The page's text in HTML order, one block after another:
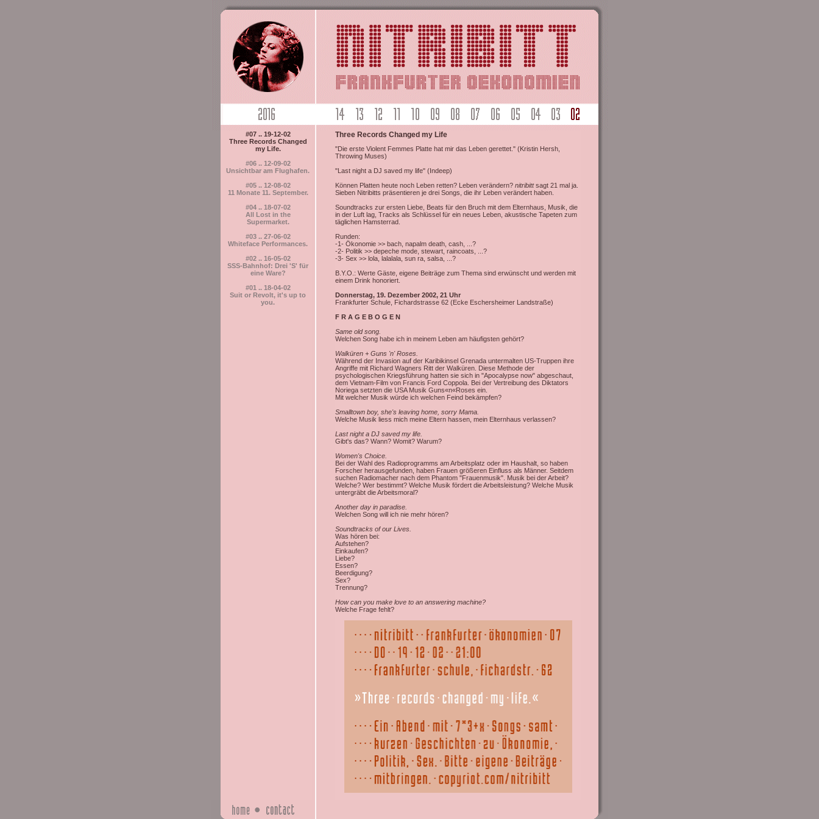
#07 .. 19-12-02
Three Records Changed
my Life.
#06 .. 12-09-02
Unsichtbar am Flughafen.
#05 .. 12-08-02
11 Monate 11. September.
#04 .. 18-07-02
All Lost in the
Supermarket.
#03 .. 27-06-02
Whiteface Performances.
#02 .. 16-05-02
SSS-Bahnhof: Drei 'S' für
eine Ware?
#01 .. 18-04-02
Suit or Revolt, it's up to
you.
Three Records Changed my Life
"Die erste Violent Femmes Platte hat mir das Leben gerettet." (Kristin Hersh,
Throwing Muses)
"Last night a DJ saved my life" (Indeep)
Können Platten heute noch Leben retten? Leben verändern? nitribittsagt 21 mal ja.
Sieben Nitribitts präsentieren je drei Songs, die ihr Leben verändert haben.
Soundtracks zur ersten Liebe, Beats für den Bruch mit dem Elternhaus, Musik, die
in der Luft lag, Tracks als Schlüssel für ein neues Leben, akustische Tapeten zum
täglichen Hamsterrad.
Runden:
-1- Ökonomie >> bach, napalm death, cash, ...?
-2- Politik >> depeche mode, stewart, raincoats, ...?
-3- Sex >> lola, lalalala, sun ra, salsa, ...?
B.Y.O.: Werte Gäste, eigene Beiträge zum Thema sind erwünscht und werden mit
einem Drink honoriert.
Donnerstag, 19. Dezember 2002, 21 Uhr
Frankfurter Schule , Fichardstrasse 62 (Ecke Eschersheimer Landstraße)
F R A G E B O G E N
Same old song.
Welchen Song habe ich in meinem Leben am häufigsten gehört?
Walküren + Guns 'n' Roses.
Während der Invasion auf der Karibikinsel Grenada untermalten US-Truppen ihre
Angriffe mit Richard Wagners Ritt der Walküren. Diese Methode der
psychologischen Kriegsführung hatten sie sich in "Apocalypse now" abgeschaut,
dem Vietnam-Film von Francis Ford Coppola. Bei der Vertreibung des Diktators
Noriega setzten die USA Musik Guns«n«Roses ein.
Mit welcher Musik würde ich welchen Feind bekämpfen?
Smalltown boy, she's leaving home, sorry Mama.
Welche Musik liess mich meine Eltern hassen, mein Elternhaus verlassen?
Last night a DJ saved my life.
Gibt's das? Wann? Womit? Warum?
Women's Choice.
Bei der Wahl des Radioprogramms am Arbeitsplatz oder im Haushalt, so haben
Forscher herausgefunden, haben Frauen größeren Einfluss als Männer. Seitdem
suchen Radiomacher nach dem Phantom "Frauenmusik". Musik bei der Arbeit?
Welche? Wer bestimmt? Welche Musik fördert die Arbeitsleistung? Welche Musik
untergräbt die Arbeitsmoral?
Another day in paradise.
Welchen Song will ich nie mehr hören?
Soundtracks of our Lives.
Was hören bei:
Aufstehen?
Einkaufen?
Liebe?
Essen?
Beerdigung?
Sex?
Trennung?
How can you make love to an answering machine?
Welche Frage fehlt?